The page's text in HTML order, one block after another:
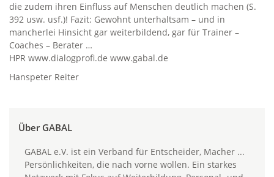
die zudem ihren Einfluss auf Menschen deutlich machen (S.
392 usw. usf.)! Fazit: Gewohnt unterhaltsam – und in
mancherlei Hinsicht gar weiterbildend, gar für Trainer –
Coaches – Berater …
HPR www.dialogprofi.de www.gabal.de
Hanspeter Reiter
Über GABAL
GABAL e.V. ist ein Verband für Entscheider, Macher ...
Persönlichkeiten, die nach vorne wollen. Ein starkes